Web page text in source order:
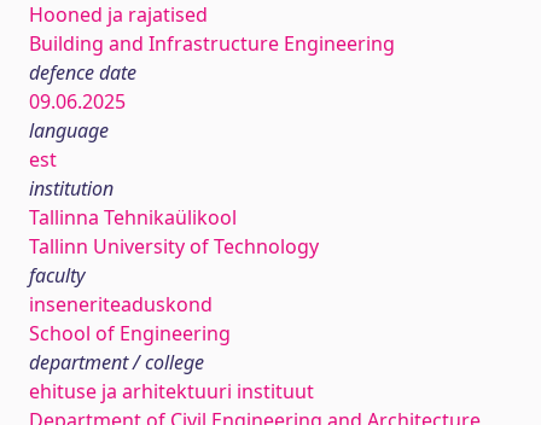
Hooned ja rajatised
Building and Infrastructure Engineering
defence date
09.06.2025
language
est
institution
Tallinna Tehnikaülikool
Tallinn University of Technology
faculty
inseneriteaduskond
School of Engineering
department / college
ehituse ja arhitektuuri instituut